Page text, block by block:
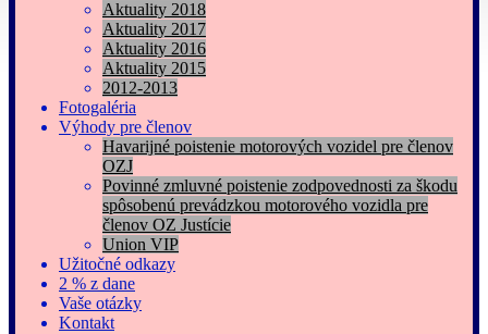
Aktuality 2018
Aktuality 2017
Aktuality 2016
Aktuality 2015
2012-2013
Fotogaléria
Výhody pre členov
Havarijné poistenie motorových vozidel pre členov
OZJ
Povinné zmluvné poistenie zodpovednosti za škodu
spôsobenú prevádzkou motorového vozidla pre
členov OZ Justície
Union VIP
Užitočné odkazy
2 % z dane
Vaše otázky
Kontakt